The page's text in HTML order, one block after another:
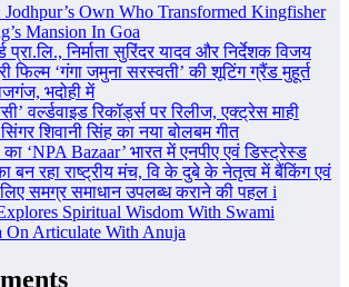
Jodhpur’s Own Who Transformed Kingfisher
Mansion In Goa
प्रा.लि., निर्माता सुरिंदर यादव और निर्देशक विजय
फिल्म ‘गंगा जमुना सरस्वती’ की शूटिंग ग्रैंड मुहूर्त
भदोही में
वर्ल्डवाइड रिकॉर्ड्स पर रिलीज, एक्ट्रेस माही
शिवानी सिंह का नया बोलबम गीत
‘NPA Bazaar’ भारत में एनपीए एवं डिस्ट्रेस्ड
बन रहा राष्ट्रीय मंच, वि के दुबे के नेतृत्व में बैंकिंग एवं
लिए समग्र समाधान उपलब्ध कराने की पहल i
Spiritual Wisdom With Swami
On Articulate With Anuja